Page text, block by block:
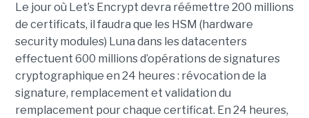
Le jour où Let’s Encrypt devra réémettre 200 millions
de certificats, il faudra que les HSM (hardware
security modules) Luna dans les datacenters
effectuent 600 millions d’opérations de signatures
cryptographique en 24 heures : révocation de la
signature, remplacement et validation du
remplacement pour chaque certificat. En 24 heures,